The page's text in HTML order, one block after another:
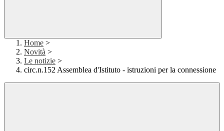
Home >
Novità >
Le notizie >
circ.n.152 Assemblea d'Istituto - istruzioni per la connessione